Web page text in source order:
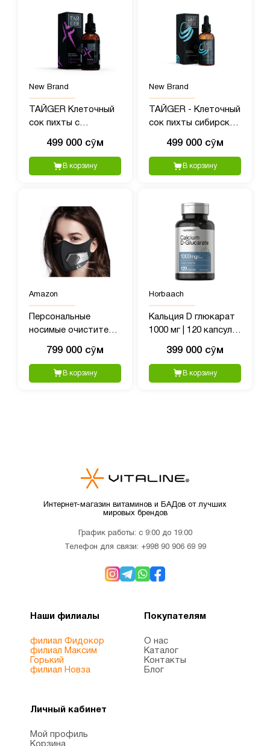
New Brand
ТАЙGER Клеточный
сок пихты с
499 000 сӯм
В корзину
New Brand
ТАЙGER - Клеточный
сок пихты сибирской
499 000 сӯм
В корзину
Amazon
Персональные
носимые очистители
мини-очиститель
воздуха
799 000 сӯм
В корзину
Horbaach
Кальция D глюкарат
1000 мг | 120 капсул |
399 000 сӯм
В корзину
Интернет-магазин витаминов и БАДов от лучших
мировых брендов
График работы: с 9:00 до 19:00
Телефон для связи: +998 90 906 69 99
Наши филиалы
филиал Фидокор
филиал Максим
Горький
филиал Новза
Покупателям
О нас
Каталог
Контакты
Блог
Личный кабинет
Мой профиль